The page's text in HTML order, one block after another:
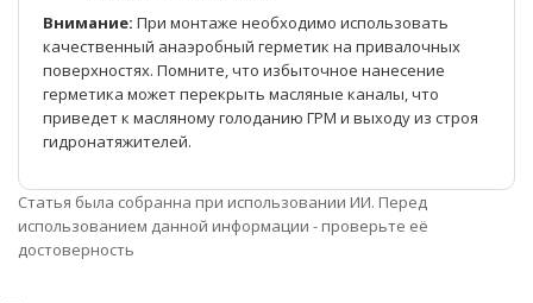
Внимание: При монтаже необходимо использовать
качественный анаэробный герметик на привалочных
поверхностях. Помните, что избыточное нанесение
герметика может перекрыть масляные каналы, что
приведет к масляному голоданию ГРМ и выходу из строя
гидронатяжителей.
Статья была собранна при использовании ИИ. Перед
использованием данной информации - проверьте её
достоверность